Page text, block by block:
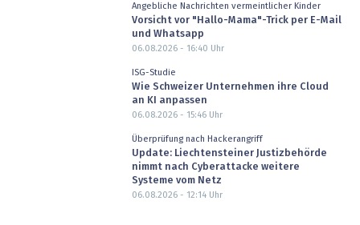
Angebliche Nachrichten vermeintlicher Kinder
Vorsicht vor "Hallo-Mama"-Trick per E-Mail
und Whatsapp
06.08.2026 - 16:40 Uhr
ISG-Studie
Wie Schweizer Unternehmen ihre Cloud
an KI anpassen
06.08.2026 - 15:46Uhr
Überprüfung nach Hackerangriff
Update: Liechtensteiner Justizbehörde
nimmt nach Cyberattacke weitere
Systeme vom Netz
06.08.2026 - 12:14Uhr